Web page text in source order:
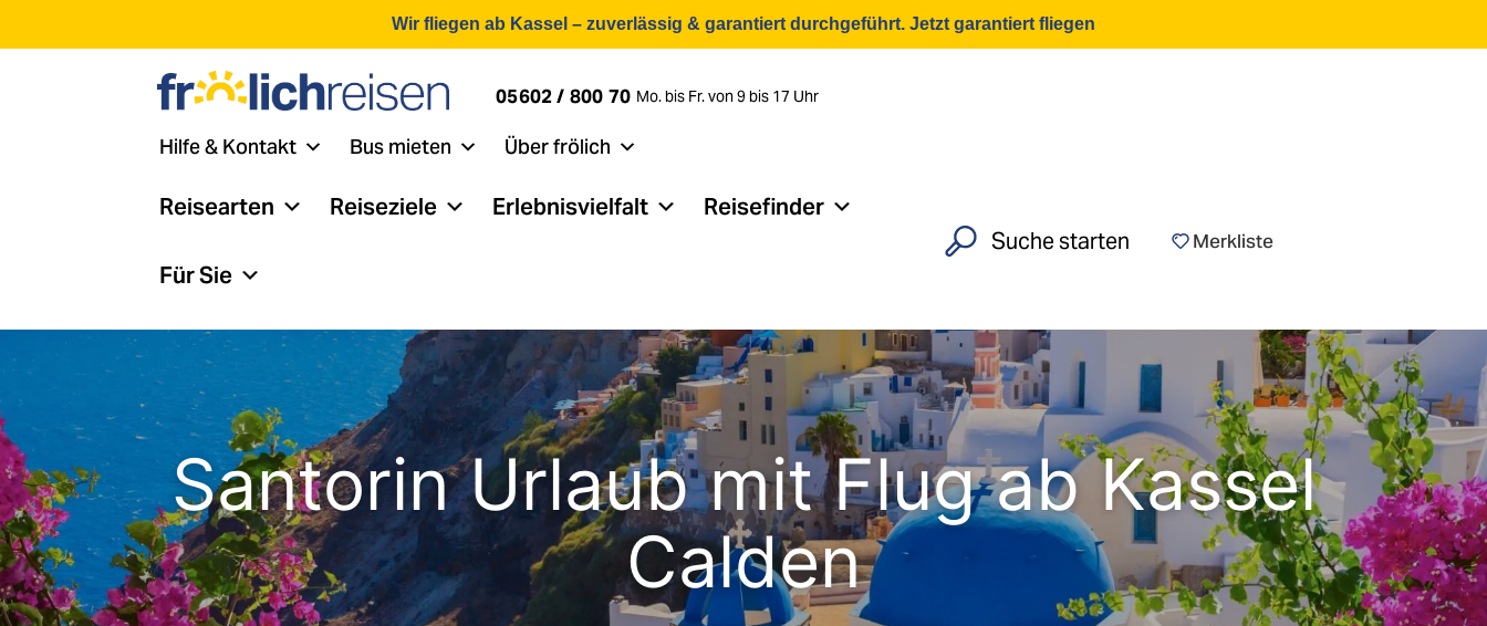
Wir fliegen ab Kassel – zuverlässig & garantiert durchgeführt. Jetzt garantiert fliegen
05602 / 800 70 Mo. bis Fr. von 9 bis 17 Uhr
Hilfe & Kontakt Bus mieten Über frölich
Reisearten Reiseziele Erlebnisvielfalt Reisefinder
Für Sie
Merkliste
Santorin Urlaub mit Flug ab Kassel
Calden